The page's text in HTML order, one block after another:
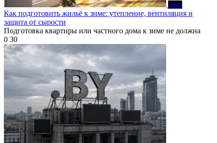
Дом
Как подготовить жильё к зиме: утепление, вентиляция и
защита от сырости
Подготовка квартиры или частного дома к зиме не должна
0 30